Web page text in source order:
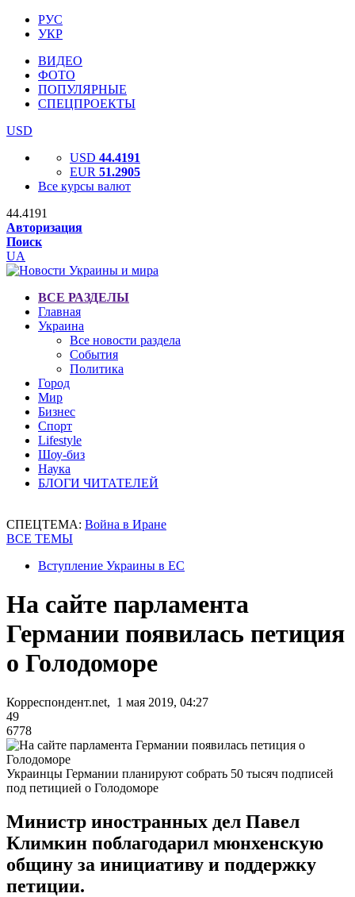
РУС
УКР
ВИДЕО
ФОТО
ПОПУЛЯРНЫЕ
СПЕЦПРОЕКТЫ
USD
USD 44.4191
EUR 51.2905
Все курсы валют
44.4191
Авторизация
Поиск
UA
ВСЕ РАЗДЕЛЫ
Главная
Украина
Все новости раздела
События
Политика
Город
Мир
Бизнес
Спорт
Lifestyle
Шоу-биз
Наука
БЛОГИ ЧИТАТЕЛЕЙ
СПЕЦТЕМА: Война в Иране
ВСЕ ТЕМЫ
Вступление Украины в ЕС
На сайте парламента
Германии появилась петиция
о Голодоморе
Корреспондент.net, 1 мая 2019, 04:27
49
6778
Украинцы Германии планируют собрать 50 тысяч подписей
под петицией о Голодоморе
Министр иностранных дел Павел
Климкин поблагодарил мюнхенскую
общину за инициативу и поддержку
петиции.